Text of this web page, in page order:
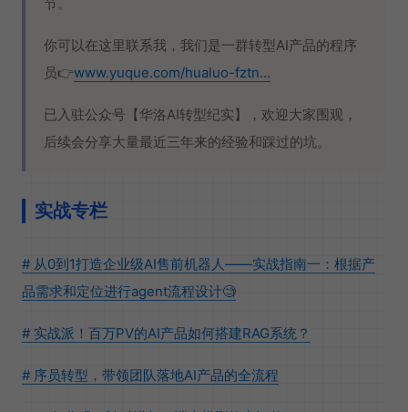
你可以在这里联系我，我们是一群转型AI产品的程序
员👉www.yuque.com/hualuo-fztn…
已入驻公众号【华洛AI转型纪实】，欢迎大家围观，
后续会分享大量最近三年来的经验和踩过的坑。
实战专栏
# 从0到1打造企业级AI售前机器人——实战指南一：根据产
品需求和定位进行agent流程设计🧐
# 实战派！百万PV的AI产品如何搭建RAG系统？
# 序员转型，带领团队落地AI产品的全流程